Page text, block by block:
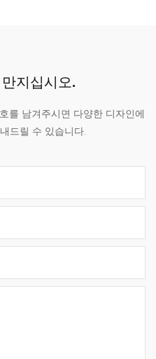
지십시오.
를 남겨주시면 다양한 디자인에
드릴 수 있습니다.